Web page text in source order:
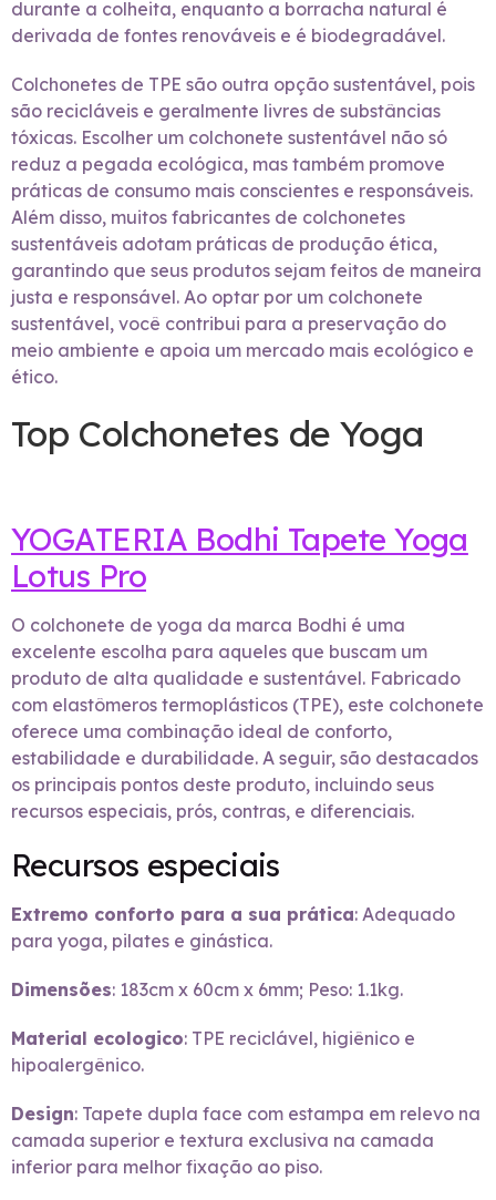
durante a colheita, enquanto a borracha natural é
derivada de fontes renováveis e é biodegradável.
Colchonetes de TPE são outra opção sustentável, pois
são recicláveis e geralmente livres de substâncias
tóxicas. Escolher um colchonete sustentável não só
reduz a pegada ecológica, mas também promove
práticas de consumo mais conscientes e responsáveis.
Além disso, muitos fabricantes de colchonetes
sustentáveis adotam práticas de produção ética,
garantindo que seus produtos sejam feitos de maneira
justa e responsável. Ao optar por um colchonete
sustentável, você contribui para a preservação do
meio ambiente e apoia um mercado mais ecológico e
ético.
Top Colchonetes de Yoga
YOGATERIA Bodhi Tapete Yoga
Lotus Pro
O colchonete de yoga da marca Bodhi é uma
excelente escolha para aqueles que buscam um
produto de alta qualidade e sustentável. Fabricado
com elastômeros termoplásticos (TPE), este colchonete
oferece uma combinação ideal de conforto,
estabilidade e durabilidade. A seguir, são destacados
os principais pontos deste produto, incluindo seus
recursos especiais, prós, contras, e diferenciais.
Recursos especiais
Extremo conforto para a sua prática: Adequado
para yoga, pilates e ginástica.
Dimensões: 183cm x 60cm x 6mm; Peso: 1.1kg.
Material ecologico: TPE reciclável, higiênico e
hipoalergênico.
Design: Tapete dupla face com estampa em relevo na
camada superior e textura exclusiva na camada
inferior para melhor fixação ao piso.